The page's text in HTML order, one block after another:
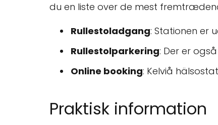
du en liste over de mest
Rullestoladgang: Stationen er
Rullestolparkering: Der er
Online booking: Kelviå
Praktisk information